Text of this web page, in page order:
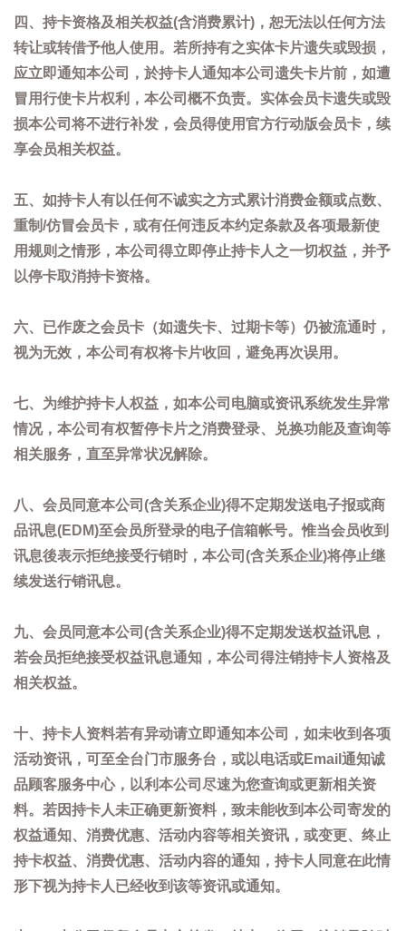
四、持卡资格及相关权益(含消费累计)，恕无法以任何方法
转让或转借予他人使用。若所持有之实体卡片遗失或毁损，
应立即通知本公司，於持卡人通知本公司遗失卡片前，如遭
冒用行使卡片权利，本公司概不负责。实体会员卡遗失或毁
损本公司将不进行补发，会员得使用官方行动版会员卡，续
享会员相关权益。
五、如持卡人有以任何不诚实之方式累计消费金额或点数、
重制/仿冒会员卡，或有任何违反本约定条款及各项最新使
用规则之情形，本公司得立即停止持卡人之一切权益，并予
以停卡取消持卡资格。
六、已作废之会员卡（如遗失卡、过期卡等）仍被流通时，
视为无效，本公司有权将卡片收回，避免再次误用。
七、为维护持卡人权益，如本公司电脑或资讯系统发生异常
情况，本公司有权暂停卡片之消费登录、兑换功能及查询等
相关服务，直至异常状况解除。
八、会员同意本公司(含关系企业)得不定期发送电子报或商
品讯息(EDM)至会员所登录的电子信箱帐号。惟当会员收到
讯息後表示拒绝接受行销时，本公司(含关系企业)将停止继
续发送行销讯息。
九、会员同意本公司(含关系企业)得不定期发送权益讯息，
若会员拒绝接受权益讯息通知，本公司得注销持卡人资格及
相关权益。
十、持卡人资料若有异动请立即通知本公司，如未收到各项
活动资讯，可至全台门市服务台，或以电话或Email通知诚
品顾客服务中心，以利本公司尽速为您查询或更新相关资
料。若因持卡人未正确更新资料，致未能收到本公司寄发的
权益通知、消费优惠、活动内容等相关资讯，或变更、终止
持卡权益、消费优惠、活动内容的通知，持卡人同意在此情
形下视为持卡人已经收到该等资讯或通知。